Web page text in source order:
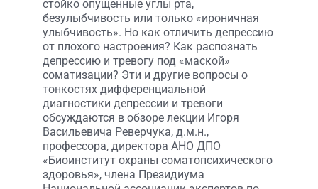
стойко опущенные углы рта,
безулыбчивость или только «ироничная
улыбчивость». Но как отличить депрессию
от плохого настроения? Как распознать
депрессию и тревогу под «маской»
соматизации? Эти и другие вопросы о
тонкостях дифференциальной
диагностики депрессии и тревоги
обсуждаются в обзоре лекции Игоря
Васильевича Реверчука, д.м.н.,
профессора, директора АНО ДПО
«Биоинститут охраны соматопсихического
здоровья», члена Президиума